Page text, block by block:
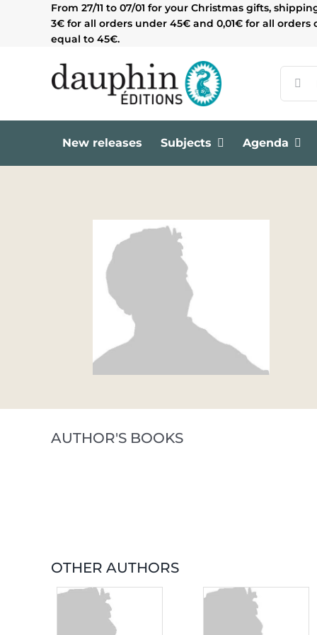
From 27/11 to 07/01 for your Christmas gifts,
3€ for all orders under 45€ and 0,01€ for all orders
equal to 45€.
for:
New releases Subjects Agenda
AUTHOR'S BOOKS
OTHER AUTHORS